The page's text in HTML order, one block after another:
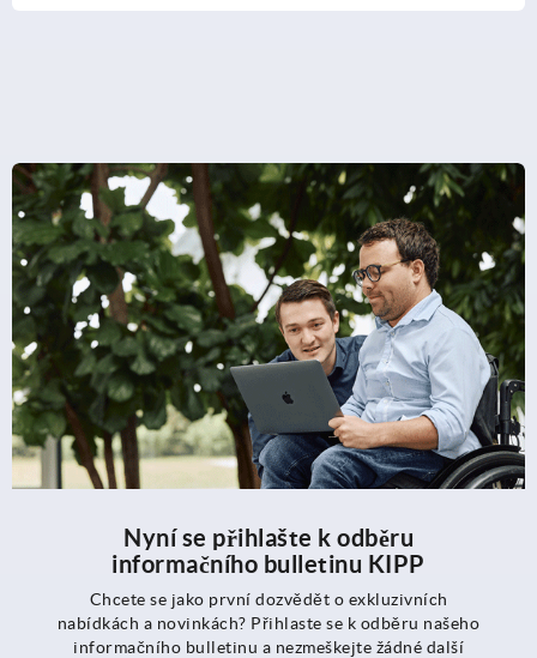
Nyní se přihlašte k odběru
informačního bulletinu KIPP
Chcete se jako první dozvědět o exkluzivních
nabídkách a novinkách? Přihlaste se k odběru našeho
informačního bulletinu a nezmeškejte žádné další